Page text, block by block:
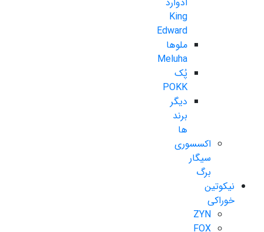
King
Edward
ملوها
Meluha
پُک
POKK
دیگر
برند
ها
اکسسوری
سیگار
برگ
نیکوتین
خوراکی
ZYN
FOX